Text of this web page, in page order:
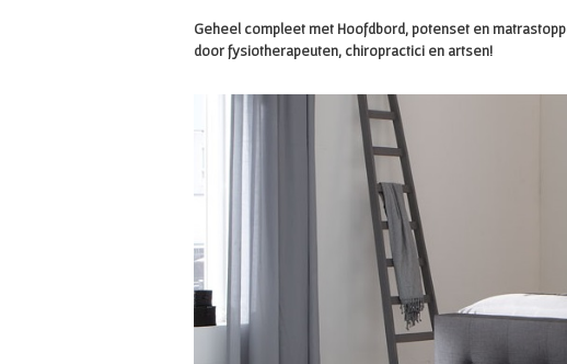
Geheel compleet met Hoofdbord, potenset en
door fysiotherapeuten, chiropractici en artsen!